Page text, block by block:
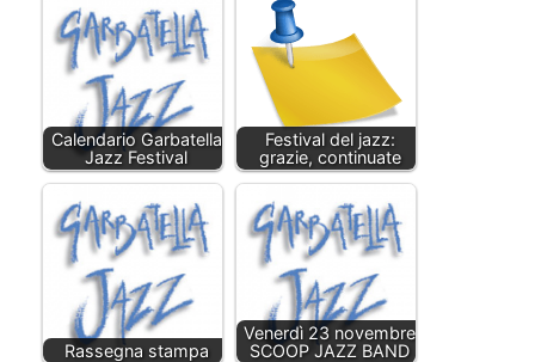
Calendario Garbatella
Jazz Festival
Festival del jazz:
grazie, continuate
Rassegna stampa
Venerdì 23 novembre
SCOOP JAZZ BAND